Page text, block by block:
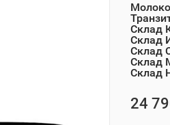
Склад
Склад
Склад
Склад
Склад
24